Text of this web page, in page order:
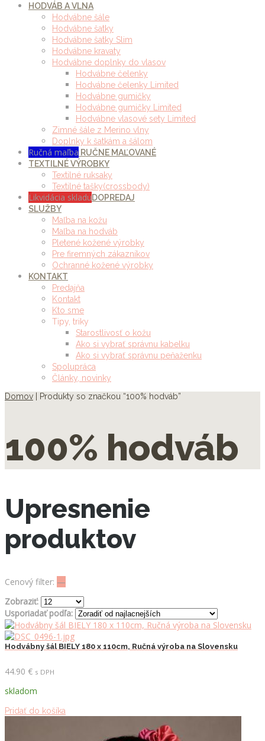
HODVÁB A VLNA
Hodvábne šále
Hodvábne šatky
Hodvábne šatky Slim
Hodvábne kravaty
Hodvábne doplnky do vlasov
Hodvábne čelenky
Hodvábne čelenky Limited
Hodvábne gumičky
Hodvábne gumičky Limited
Hodvábne vlasové sety Limited
Zimné šále z Merino vlny
Doplnky k šatkám a šálom
Ručná maľba RUČNE MAĽOVANÉ
TEXTILNÉ VÝROBKY
Textilné ruksaky
Textilné tašky(crossbody)
Likvidácia skladuDOPREDAJ
SLUŽBY
Maľba na kožu
Maľba na hodváb
Pletené kožené výrobky
Pre firemných zákazníkov
Ochranné kožené výrobky
KONTAKT
Predajňa
Kontakt
Kto sme
Tipy, triky
Starostlivosť o kožu
Ako si vybrať správnu kabelku
Ako si vybrať správnu peňaženku
Spolupráca
Články, novinky
Domov | Produkty so značkou “100% hodváb”
100% hodváb
Upresnenie
produktov
Cenový filter: —
Zobraziť:
Usporiadať podľa:
Hodvábny šál BIELY 180 x 110cm, Ručná výroba na Slovensku
44.90 € s DPH
skladom
Pridať do košíka